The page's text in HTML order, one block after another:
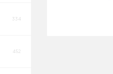
334
452